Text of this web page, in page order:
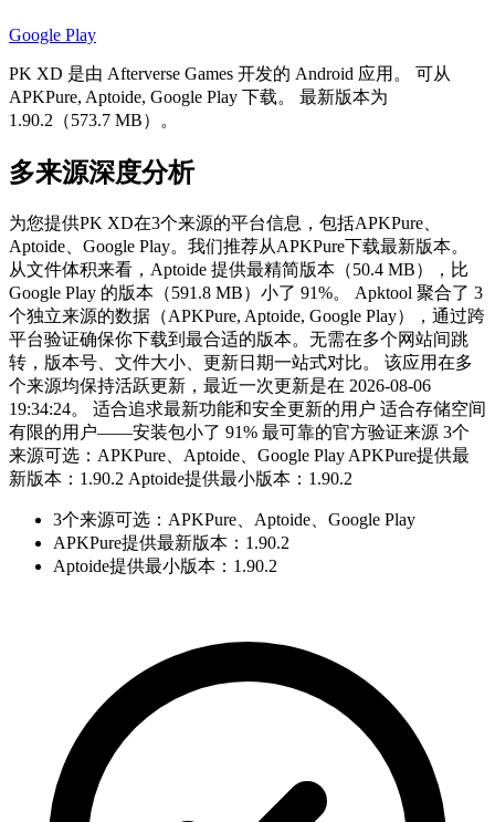
Google Play
PK XD 是由 Afterverse Games 开发的 Android 应用。
可从
APKPure, Aptoide, Google Play 下载。
最新版本为
1.90.2（573.7 MB）。
多来源深度分析
为您提供PK XD在3个来源的平台信息，包括APKPure、
Aptoide、Google Play。我们推荐从APKPure下载最新版本。
从文件体积来看，Aptoide 提供最精简版本（50.4 MB），比
Google Play 的版本（591.8 MB）小了 91%。 Apktool 聚合了 3
个独立来源的数据（APKPure, Aptoide, Google Play），通过跨
平台验证确保你下载到最合适的版本。无需在多个网站间跳
转，版本号、文件大小、更新日期一站式对比。 该应用在多
个来源均保持活跃更新，最近一次更新是在 2026-08-06
19:34:24。 适合追求最新功能和安全更新的用户 适合存储空间
有限的用户——安装包小了 91% 最可靠的官方验证来源 3个
来源可选：APKPure、Aptoide、Google Play APKPure提供最
新版本：1.90.2 Aptoide提供最小版本：1.90.2
3个来源可选：APKPure、Aptoide、Google Play
APKPure提供最新版本：1.90.2
Aptoide提供最小版本：1.90.2